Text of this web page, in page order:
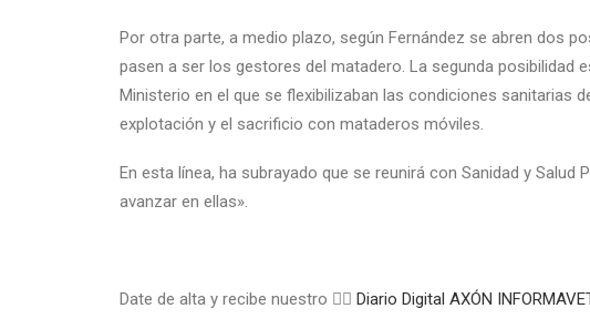
Por otra parte, a medio plazo, según Fernández se abren dos
pasen a ser los gestores del matadero. La segunda posibilidad
Ministerio en el que se flexibilizaban las condiciones sanitarias
explotación y el sacrificio con mataderos móviles.
En esta línea, ha subrayado que se reunirá con Sanidad y
avanzar en ellas».
Date de alta y recibe nuestro 👉🏼 Diario Digital AXÓN